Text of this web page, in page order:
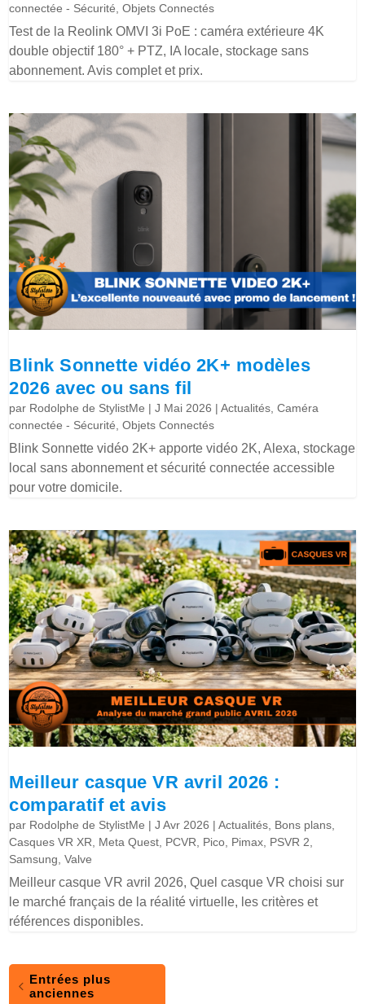
connectée - Sécurité ,Objets Connectés
Test de la Reolink OMVI 3i PoE : caméra extérieure 4K
double objectif 180° + PTZ, IA locale, stockage sans
abonnement. Avis complet et prix.
Blink Sonnette vidéo 2K+ modèles
2026 avec ou sans fil
par Rodolphe de StylistMe |J Mai 2026 |Actualités ,Caméra
connectée - Sécurité ,Objets Connectés
Blink Sonnette vidéo 2K+ apporte vidéo 2K, Alexa, stockage
local sans abonnement et sécurité connectée accessible
pour votre domicile.
Meilleur casque VR avril 2026 :
comparatif et avis
par Rodolphe de StylistMe |J Avr 2026 |Actualités Bons plans
Casques VR XR
Meta Quest PCVR Pico Pimax PSVR 2
Samsung ,Valve
Meilleur casque VR avril 2026, Quel casque VR choisi sur
le marché français de la réalité virtuelle, les critères et
références disponibles.
Entrées plus
anciennes